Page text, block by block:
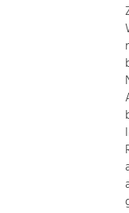
Increase in